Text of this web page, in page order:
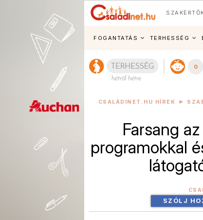
FOGANTATÁS TERHESSÉG
0
CSALÁDINET.HU HÍREK
Farsang
programokkal
SZÓLJ